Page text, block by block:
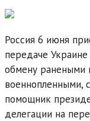
Россия 6 июня
передаче
обмену ранеными
военнопленными,
помощник
делегации на